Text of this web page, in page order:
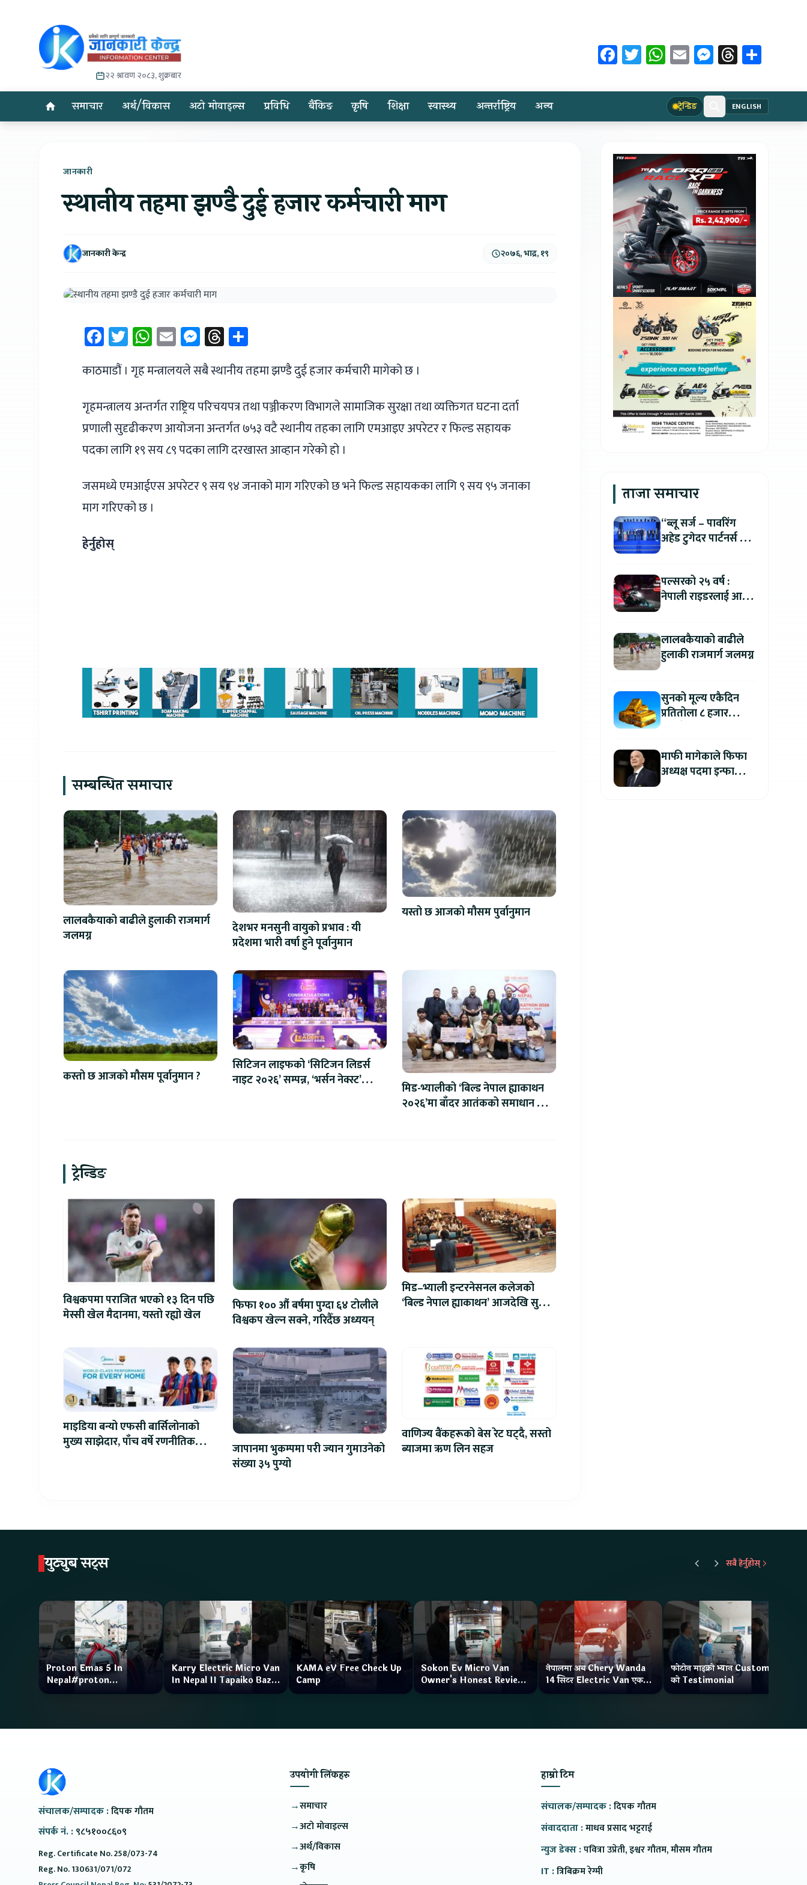
२२ श्रावण २०८३, शुक्रबार
Facebook
Twitter
WhatsApp
EmailMessenger
Threads
समाचार अर्थ/विकास अटो मोवाइल्स प्रविधि बैंकिङ कृषि शिक्षा स्वास्थ्य अन्तर्राष्ट्रिय अन्य ट्रेन्डिङ ENGLISH
जानकारी
स्थानीय तहमा झण्डै दुई हजार कर्मचारी माग
जानकारी केन्द्र २०७६, भाद्र, १९
Facebook
Twitter
WhatsApp
EmailMessenger
Threads
काठमाडौं । गृह मन्त्रालयले सबै स्थानीय तहमा झण्डै दुई हजार कर्मचारी मागेको छ ।
गृहमन्त्रालय अन्तर्गत राष्ट्रिय परिचयपत्र तथा पञ्जीकरण विभागले सामाजिक सुरक्षा तथा व्यक्तिगत घटना दर्ता
प्रणाली सुदृढीकरण आयोजना अन्तर्गत ७५३ वटै स्थानीय तहका लागि एमआइए अपरेटर र फिल्ड सहायक
पदका लागि १९ सय ८९ पदका लागि दरखास्त आव्हान गरेको हो ।
जसमध्ये एमआईएस अपरेटर ९ सय ९४ जनाको माग गरिएको छ भने फिल्ड सहायकका लागि ९ सय ९५ जनाका
माग गरिएको छ ।
हेर्नुहोस्
सम्बन्धित समाचार
लालबकैयाको बाढीले हुलाकी राजमार्ग
जलमग्न
देशभर मनसुनी वायुको प्रभाव : यी
प्रदेशमा भारी वर्षा हुने पूर्वानुमान
यस्तो छ आजको मौसम पुर्वानुमान
कस्तो छ आजको मौसम पूर्वानुमान ?
सिटिजन लाइफको ‘सिटिजन लिडर्स
नाइट २०२६’ सम्पन्न, ‘भर्सन नेक्स्ट’
मिड-भ्यालीको ‘बिल्ड नेपाल ह्याकाथन
२०२६’मा बाँदर आतंकको समाधान खोज्ने
ट्रेन्डिङ
विश्वकपमा पराजित भएको १३ दिन पछि
मेस्सी खेल मैदानमा, यस्तो रह्यो खेल
फिफा १०० औं बर्षमा पुग्दा ६४ टोलीले
विश्वकप खेल्न सक्ने, गरिदैँछ अध्ययन्
मिड–भ्याली इन्टरनेसनल कलेजको
‘बिल्ड नेपाल ह्याकाथन’ आजदेखि सुरु,
माइडिया बन्यो एफसी बार्सिलोनाको
मुख्य साझेदार, पाँच वर्षे रणनीतिक
जापानमा भुकम्पमा परी ज्यान गुमाउनेको
संख्या ३५ पुग्यो
वाणिज्य बैंकहरूको बेस रेट घट्दै, सस्तो
ब्याजमा ऋण लिन सहज
ताजा समाचार
“ब्लू सर्ज – पावरिंग
अहेड टुगेदर पार्टनर्स मीट
यामाहाको घोषणा
पल्सरको २५ वर्ष :
नेपाली राइडरलाई आफ्नै
सुनौलो अवसर
लालबकैयाको बाढीले
हुलाकी राजमार्ग जलमग्न
सुनको मूल्य एकैदिन
प्रतितोला ८ हजार
माफी मागेकाले फिफा
अध्यक्ष पदमा इन्फान्टिनो
युट्युब सट्स सबै हेर्नुहोस्
Proton Emas 5 In
Nepal#proton
#protonemas5#protonnepal#evcarnepal
Karry Electric Micro Van
In Nepal II Tapaiko Bazar
II Jankari Kendra
KAMA eV Free Check Up
Camp
Sokon Ev Micro Van
Owner's Honest Review
How is the service?
नेपालमा अब Chery Wanda
14 सिटर Electric Van एक
Charge मा दिन्छ 300KM
फोटोन माइक्रो भ्यान Customer
को Testimonial
संचालक/सम्पादक :दिपक गौतम
संपर्क नं. :९८५१००८६०९
Reg. Certificate No. 258/073-74
Reg. No. 130631/071/072
उपयोगी लिंकहरु
→समाचार
→अटो मोवाइल्स
→अर्थ/विकास
→कृषि
हाम्रो टिम
संचालक/सम्पादक :दिपक गौतम
संवाददाता :माधव प्रसाद भट्टराई
न्युज डेक्स :पवित्रा उप्रेती, इश्वर गौतम, मौसम गौतम
IT :त्रिबिक्रम रेग्मी